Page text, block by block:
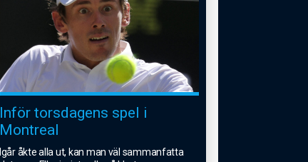
Inför torsdagens spel i
Montreal
Igår åkte alla ut, kan man väl sammanfatta